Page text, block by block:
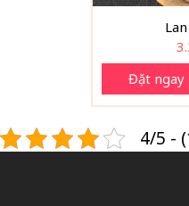
Đặt ngay
4/5 -